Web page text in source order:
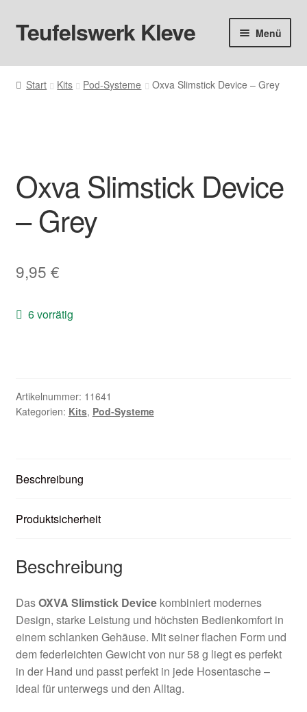
Zur
Navigation
Zum
Inhalt
Teufelswerk Kleve Menü
Startseite
Liquids
Big Puff
Basen & Nikotin
Zubehör
Kontaktformular
Start Kits Pod-Systeme Oxva Slimstick Device – Grey
Oxva Slimstick Device
– Grey
9,95 €
6 vorrätig
Artikelnummer: 11641
Kategorien: Kits, Pod-Systeme
Beschreibung
Produktsicherheit
Beschreibung
DasOXVA Slimstick Devicekombiniert modernes
Design, starke Leistung und höchsten Bedienkomfort in
einem schlanken Gehäuse. Mit seiner flachen Form und
dem federleichten Gewicht von nur 58 g liegt es perfekt
in der Hand und passt perfekt in jede Hosentasche –
ideal für unterwegs und den Alltag.